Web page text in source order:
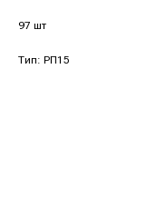
97 шт
Тип: РП15